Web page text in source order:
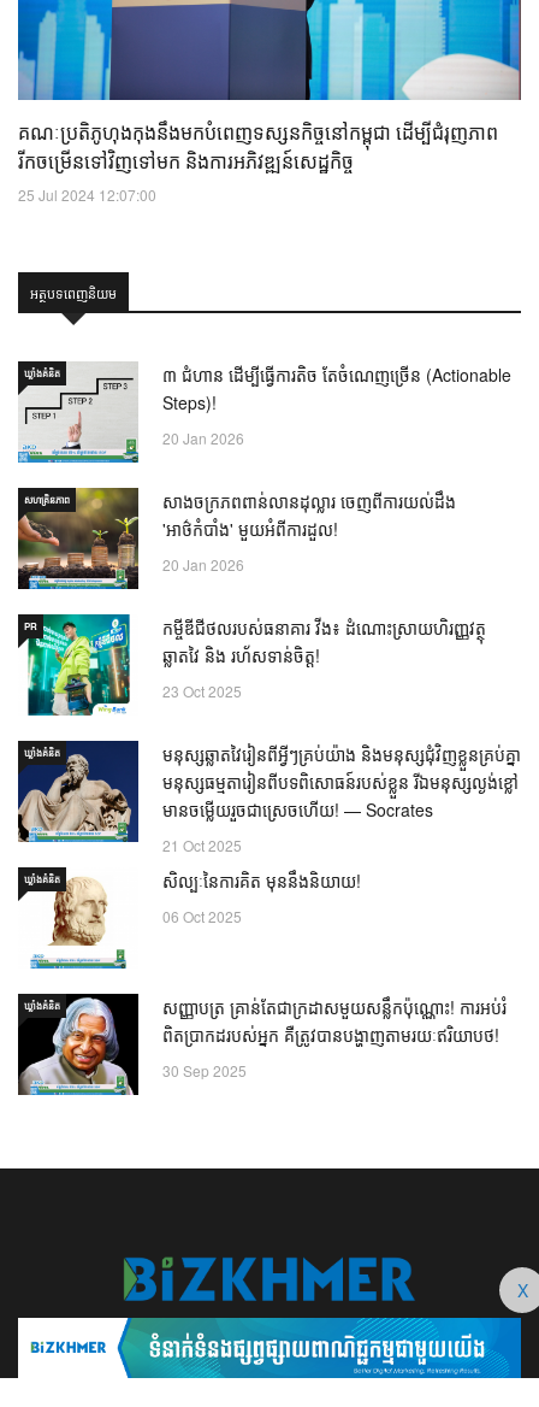
គណៈប្រតិភូហុងកុងនឹងមកបំពេញទស្សនកិច្ចនៅកម្ពុជា ដើម្បីជំរុញភាព
រីកចម្រើនទៅវិញទៅមក និងការអភិវឌ្ឍន៍សេដ្ឋកិច្ច
25 Jul 2024 12:07:00
អត្ថបទពេញនិយម
ឃ្លាំង​គំនិត
៣ ជំហាន ដើម្បីធ្វើការតិច តែចំណេញច្រើន (Actionable
Steps)!
20 Jan 2026
សហគ្រិនភាព
សាងចក្រភពពាន់លានដុល្លារ ចេញពីការយល់ដឹង
'អាថ៌កំបាំង' មួយអំពីការដួល!
20 Jan 2026
PR
កម្ចីឌីជីថលរបស់ធនាគារ វីង៖ ដំណោះស្រាយហិរញ្ញវត្ថុ
ឆ្លាតវៃ និង រហ័សទាន់ចិត្ត!
23 Oct 2025
ឃ្លាំង​គំនិត
មនុស្សឆ្លាតវៃរៀនពីអ្វីៗគ្រប់យ៉ាង និងមនុស្សជុំវិញខ្លួនគ្រប់គ្នា
មនុស្សធម្មតារៀនពីបទពិសោធន៍របស់ខ្លួន រីឯមនុស្សល្ងង់ខ្លៅ
មានចម្លើយរួចជាស្រេចហើយ! — Socrates
21 Oct 2025
ឃ្លាំង​គំនិត សិល្បៈនៃការគិត មុននឹងនិយាយ!
06 Oct 2025
ឃ្លាំង​គំនិត
សញ្ញាបត្រ គ្រាន់តែជាក្រដាសមួយសន្លឹកប៉ុណ្ណោះ! ការអប់រំ
ពិតប្រាកដរបស់អ្នក គឺត្រូវបានបង្ហាញតាមរយៈឥរិយាបថ!
30 Sep 2025
BizKhmer ​ជា​​ប្រព័ន្ធ​ផ្សព្វផ្សាយ​តាម​ប្រព័ន្ធ​ឌីជីថល​​​ប្រកប​ដោយ​វិជ្ជាជីវៈ​ដែល​​​ត្រូវ​
បាន​បង្កើតឡើង យ៉ាង​ពិសេស​​ដើម្បី​បំរើ​ដល់​ប្រយោជន៍​​​ដល់​មិត្ត​អ្នក​ដែល​ផ្ដោត​សំខាន់​
X